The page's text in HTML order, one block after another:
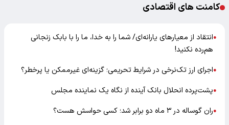
کامنت های اقتصادی
●انتقاد از معیارهای یارانه‌ای/ شما را به خدا، ما را با بابک زنجانی
هم‌رده نکنید!
●اجرای ارز تک‌نرخی در شرایط تحریمی؛ گزینه‌ای غیرممکن یا پرخطر؟
●پشت‌پرده انحلال بانک آینده از نگاه یک نماینده مجلس
●ران گوساله در ۳ ماه دو برابر شد؛ کسی حواسش هست؟